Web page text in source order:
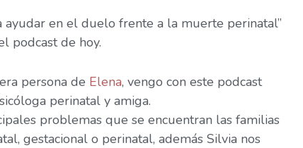
ayudar en el duelo frente a la muerte perinatal”
podcast de hoy.
persona de Elena, vengo con este podcast
perinatal y amiga.
problemas que se encuentran las familias
gestacional o perinatal, además Silvia nos